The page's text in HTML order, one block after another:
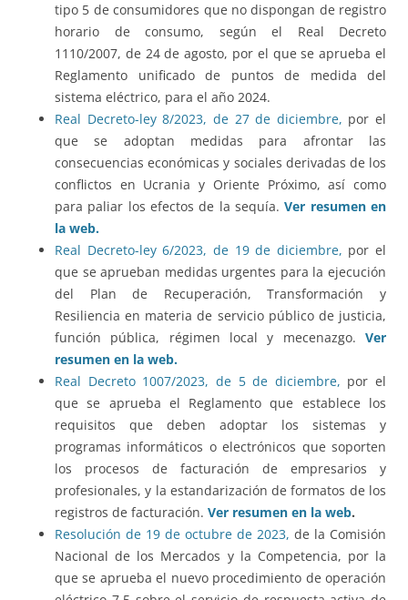
tipo 5 de consumidores que no dispongan de registro
horario de consumo, según el Real Decreto
1110/2007, de 24 de agosto, por el que se aprueba el
Reglamento unificado de puntos de medida del
sistema eléctrico, para el año 2024.
Real Decreto-ley 8/2023, de 27 de diciembre, por el
que se adoptan medidas para afrontar las
consecuencias económicas y sociales derivadas de los
conflictos en Ucrania y Oriente Próximo, así como
para paliar los efectos de la sequía.Ver resumen en
la web.
Real Decreto-ley 6/2023, de 19 de diciembre, por el
que se aprueban medidas urgentes para la ejecución
del Plan de Recuperación, Transformación y
Resiliencia en materia de servicio público de justicia,
función pública, régimen local y mecenazgo. Ver
resumen en la web.
Real Decreto 1007/2023, de 5 de diciembre, por el
que se aprueba el Reglamento que establece los
requisitos que deben adoptar los sistemas y
programas informáticos o electrónicos que soporten
los procesos de facturación de empresarios y
profesionales, y la estandarización de formatos de los
registros de facturación. Ver resumen en la web.
Resolución de 19 de octubre de 2023, de la Comisión
Nacional de los Mercados y la Competencia, por la
que se aprueba el nuevo procedimiento de operación